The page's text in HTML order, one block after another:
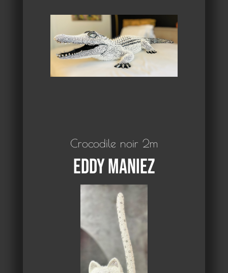
Crocodile noir 2m
Eddy Maniez